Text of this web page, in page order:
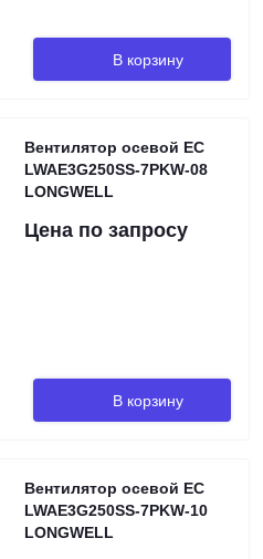
В корзину
Вентилятор осевой EC
LWAE3G250SS-7PKW-08
LONGWELL
Цена по запросу
В корзину
Вентилятор осевой EC
LWAE3G250SS-7PKW-10
LONGWELL